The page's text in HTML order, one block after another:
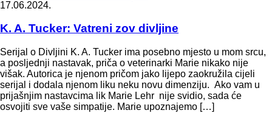
17.06.2024.
K. A. Tucker: Vatreni zov divljine
Serijal o Divljini K. A. Tucker ima posebno mjesto u mom srcu,
a posljednji nastavak, priča o veterinarki Marie nikako nije
višak. Autorica je njenom pričom jako lijepo zaokružila cijeli
serijal i dodala njenom liku neku novu dimenziju. Ako vam u
prijašnjim nastavcima lik Marie Lehr nije svidio, sada će
osvojiti sve vaše simpatije. Marie upoznajemo […]